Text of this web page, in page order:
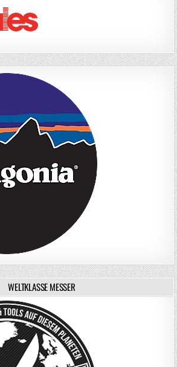
WELTKLASSE MESSER